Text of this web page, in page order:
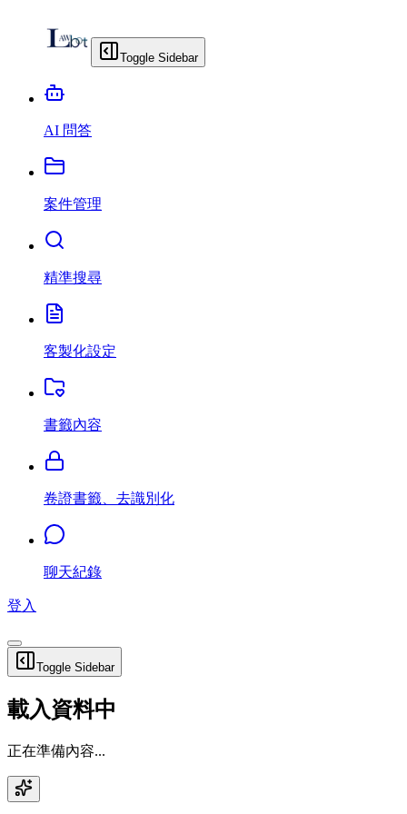
Toggle Sidebar
AI 問答
案件管理
精準搜尋
客製化設定
書籤內容
卷證書籤、去識別化
聊天紀錄
登入
Toggle Sidebar
載入資料中
正在準備內容...